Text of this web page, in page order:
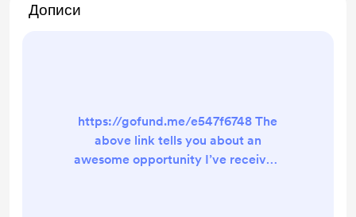
Дописи
https://gofund.me/e547f6748 The
above link tells you about an
awesome opportunity I’ve received